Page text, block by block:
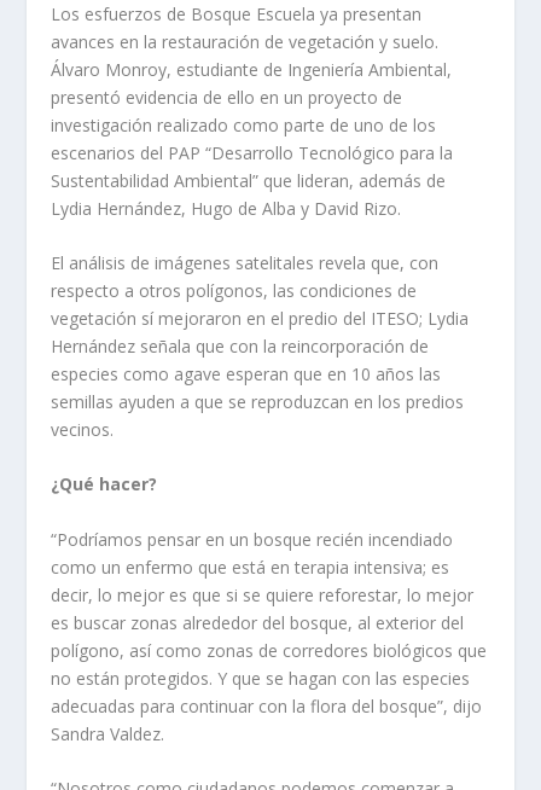
Los esfuerzos de Bosque Escuela ya presentan
avances en la restauración de vegetación y suelo.
Álvaro Monroy, estudiante de Ingeniería Ambiental,
presentó evidencia de ello en un proyecto de
investigación realizado como parte de uno de los
escenarios del PAP “Desarrollo Tecnológico para la
Sustentabilidad Ambiental” que lideran, además de
Lydia Hernández, Hugo de Alba y David Rizo.
El análisis de imágenes satelitales revela que, con
respecto a otros polígonos, las condiciones de
vegetación sí mejoraron en el predio del ITESO; Lydia
Hernández señala que con la reincorporación de
especies como agave esperan que en 10 años las
semillas ayuden a que se reproduzcan en los predios
vecinos.
¿Qué hacer?
“Podríamos pensar en un bosque recién incendiado
como un enfermo que está en terapia intensiva; es
decir, lo mejor es que si se quiere reforestar, lo mejor
es buscar zonas alrededor del bosque, al exterior del
polígono, así como zonas de corredores biológicos que
no están protegidos. Y que se hagan con las especies
adecuadas para continuar con la flora del bosque”, dijo
Sandra Valdez.